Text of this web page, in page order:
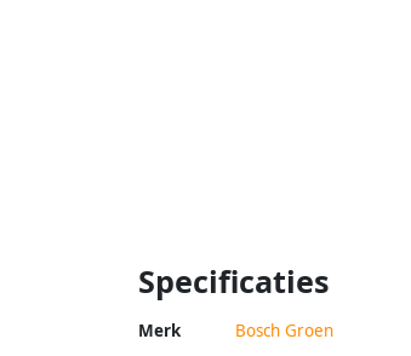
Specificaties
Merk Bosch Groen